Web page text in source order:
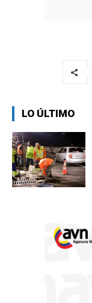
LO ÚLTIMO